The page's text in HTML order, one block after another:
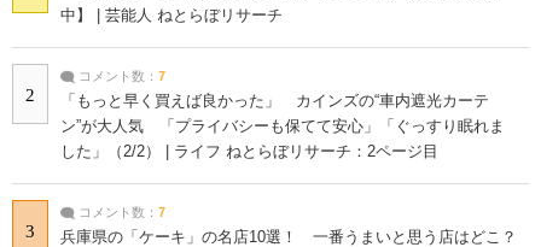
中】 | 芸能人 ねとらぼリサーチ
2
コメント数： 7
「もっと早く買えば良かった」 カインズの“車内遮光カーテ
ン”が大人気 「プライバシーも保てて安心」「ぐっすり眠れま
した」（2/2） | ライフ ねとらぼリサーチ：2ページ目
3
コメント数： 7
兵庫県の「ケーキ」の名店10選！ 一番うまいと思う店はどこ？